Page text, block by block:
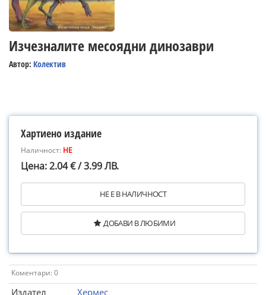
Изчезналите месоядни динозаври
Автор: Колектив
Хартиено издание
Наличност: НЕ
Цена: 2.04 € / 3.99 ЛВ.
НЕ Е В НАЛИЧНОСТ
ДОБАВИ В ЛЮБИМИ
Коментари: 0
Издател
Хермес